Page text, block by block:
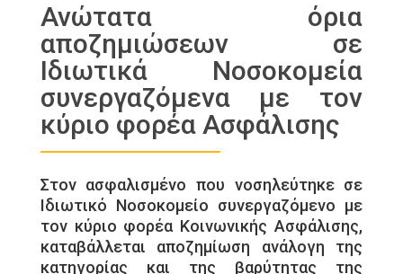
Ανώτατα όρια
αποζημιώσεων σε
Ιδιωτικά Νοσοκομεία
συνεργαζόμενα με τον
κύριο φορέα Ασφάλισης
Στον ασφαλισμένο που νοσηλεύτηκε σε
Ιδιωτικό Νοσοκομείο συνεργαζόμενο με
τον κύριο φορέα Κοινωνικής Ασφάλισης,
καταβάλλεται αποζημίωση ανάλογη της
κατηγορίας και της βαρύτητας της